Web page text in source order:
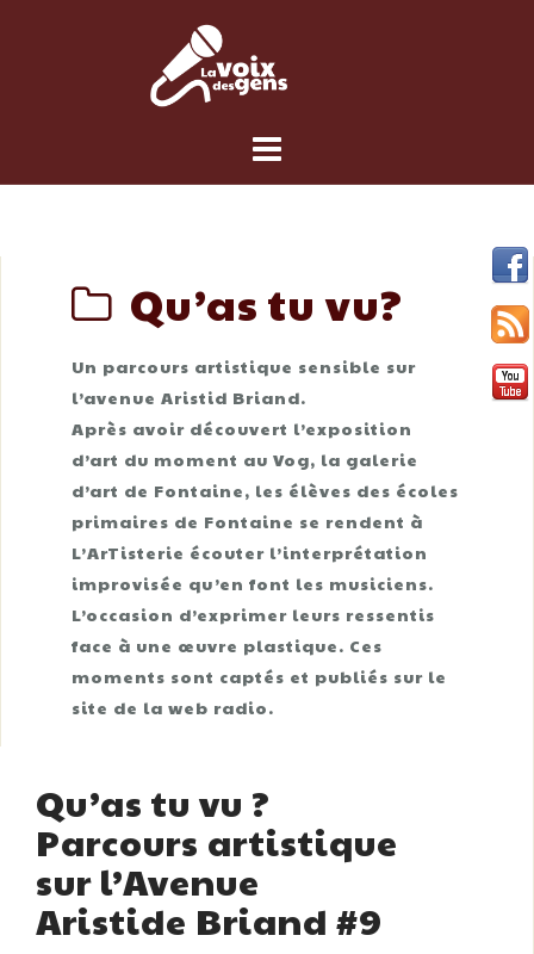
Qu’as tu vu?
Un parcours artistique sensible sur
l’avenue Aristid Briand.
Après avoir découvert l’exposition
d’art du moment au Vog, la galerie
d’art de Fontaine, les élèves des écoles
primaires de Fontaine se rendent à
L’ArTisterie écouter l’interprétation
improvisée qu’en font les musiciens.
L’occasion d’exprimer leurs ressentis
face à une œuvre plastique. Ces
moments sont captés et publiés sur le
site de la web radio.
Qu’as tu vu ?
Parcours artistique
sur l’Avenue
Aristide Briand #9